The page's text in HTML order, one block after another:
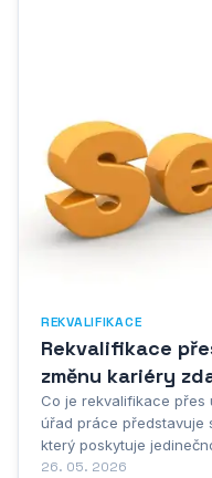
REKVALIFIKACE
Rekvalifikace
změnu kariéry
Co je rekvalifikace přes
úřad práce představuje
který poskytuje
nové profesní uplatnění
26. 05. 2026